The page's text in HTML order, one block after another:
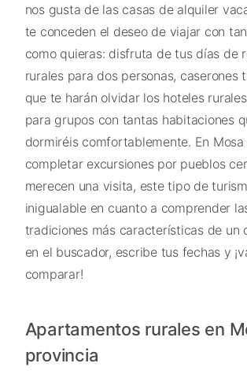
nos gusta de las casas de alquiler
te conceden el deseo de viajar con
como quieras: disfruta de tus días de
rurales para dos personas, caserones
que te harán olvidar los hoteles
para grupos con tantas habitaciones
dormiréis comfortablemente. En
completar excursiones por pueblos
merecen una visita, este tipo de
inigualable en cuanto a comprender
tradiciones más características de un
en el buscador, escribe tus fechas y
comparar!
Apartamentos rurales en
provincia